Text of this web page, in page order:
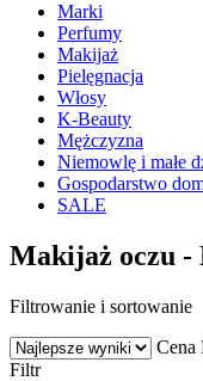
Marki
Perfumy
Makijaż
Pielęgnacja
Włosy
K-Beauty
Mężczyzna
Niemowlę i małe
Gospodarstwo
SALE
Makijaż oczu
Filtrowanie i sortowanie
Cena
Filtr